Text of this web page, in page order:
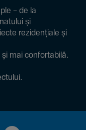
– de la
și
rezi­den­țiale și
mai confor­ta­bilă.